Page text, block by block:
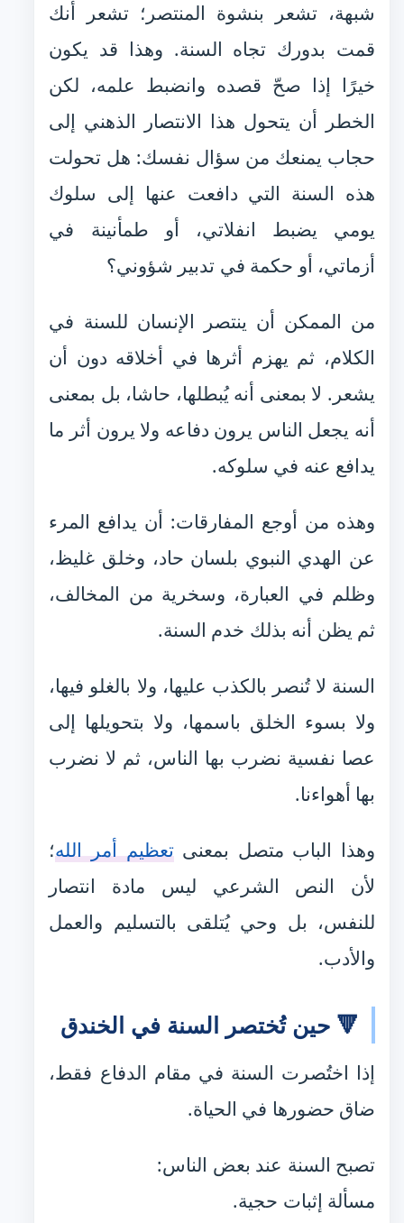
شبهة، تشعر بنشوة المنتصر؛ تشعر أنك
قمت بدورك تجاه السنة. وهذا قد يكون
خيرًا إذا صحّ قصده وانضبط علمه، لكن
الخطر أن يتحول هذا الانتصار الذهني إلى
حجاب يمنعك من سؤال نفسك: هل تحولت
هذه السنة التي دافعت عنها إلى سلوك
يومي يضبط انفلاتي، أو طمأنينة في
أزماتي، أو حكمة في تدبير شؤوني؟
من الممكن أن ينتصر الإنسان للسنة في
الكلام، ثم يهزم أثرها في أخلاقه دون أن
يشعر. لا بمعنى أنه يُبطلها، حاشا، بل بمعنى
أنه يجعل الناس يرون دفاعه ولا يرون أثر ما
يدافع عنه في سلوكه.
وهذه من أوجع المفارقات: أن يدافع المرء
عن الهدي النبوي بلسان حاد، وخلق غليظ،
وظلم في العبارة، وسخرية من المخالف،
ثم يظن أنه بذلك خدم السنة.
السنة لا تُنصر بالكذب عليها، ولا بالغلو فيها،
ولا بسوء الخلق باسمها، ولا بتحويلها إلى
عصا نفسية نضرب بها الناس، ثم لا نضرب
بها أهواءنا.
وهذا الباب متصل بمعنىتعظيم أمر الله؛
لأن النص الشرعي ليس مادة انتصار
للنفس، بل وحي يُتلقى بالتسليم والعمل
والأدب.
🔻 حين تُختصر السنة في الخندق
إذا اختُصرت السنة في مقام الدفاع فقط،
ضاق حضورها في الحياة.
تصبح السنة عند بعض الناس:
مسألة إثبات حجية.